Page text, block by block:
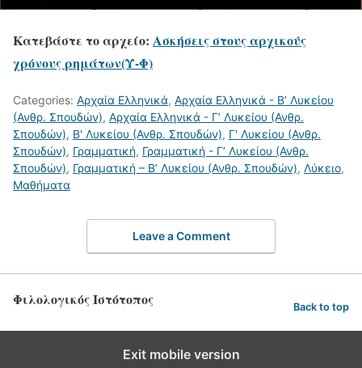
Κατεβάστε το αρχείο: Ασκήσεις στους αρχικούς
χρόνους ρημάτων(Υ-Φ)
Categories: Αρχαία Ελληνικά, Αρχαία Ελληνικά - Β’ Λυκείου
(Ανθρ. Σπουδών), Αρχαία Ελληνικά - Γ’ Λυκείου (Ανθρ.
Σπουδών), Β' Λυκείου (Ανθρ. Σπουδών), Γ' Λυκείου (Ανθρ.
Σπουδών), Γραμματική, Γραμματική - Γ’ Λυκείου (Ανθρ.
Σπουδών), Γραμματική – Β’ Λυκείου (Ανθρ. Σπουδών), Λύκειο,
Μαθήματα
Leave a Comment
Φιλολογικός Ιστότοπος Back to top
Exit mobile version